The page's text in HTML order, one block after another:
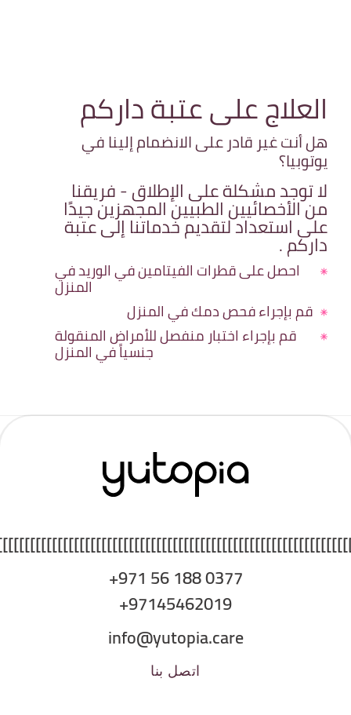
العلاج على عتبة داركم
هل أنت غير قادر على الانضمام إلينا في
يوتوبيا؟
لا توجد مشكلة على الإطلاق - فريقنا
من الأخصائيين الطبيين المجهزين جيدًا
على استعداد لتقديم خدماتنا إلى عتبة
داركم .
احصل على قطرات الفيتامين في الوريد في
المنزل
قم بإجراء فحص دمك في المنزل
قم بإجراء اختبار منفصل للأمراض المنقولة
جنسياً في المنزل
اتصل بنا
+971 56 188 0377
+97145462019
info@yutopia.care